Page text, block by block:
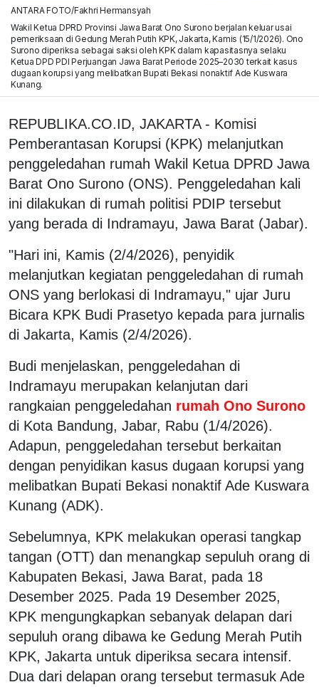
ANTARA FOTO/Fakhri Hermansyah
Wakil Ketua DPRD Provinsi Jawa Barat Ono Surono berjalan keluar usai
pemeriksaan di Gedung Merah Putih KPK, Jakarta, Kamis (15/1/2026). Ono
Surono diperiksa sebagai saksi oleh KPK dalam kapasitasnya selaku
Ketua DPD PDI Perjuangan Jawa Barat Periode 2025–2030 terkait kasus
dugaan korupsi yang melibatkan Bupati Bekasi nonaktif Ade Kuswara
Kunang.
REPUBLIKA.CO.ID, JAKARTA - Komisi
Pemberantasan Korupsi (KPK) melanjutkan
penggeledahan rumah Wakil Ketua DPRD Jawa
Barat Ono Surono (ONS). Penggeledahan kali
ini dilakukan di rumah politisi PDIP tersebut
yang berada di Indramayu, Jawa Barat (Jabar).
"Hari ini, Kamis (2/4/2026), penyidik
melanjutkan kegiatan penggeledahan di rumah
ONS yang berlokasi di Indramayu," ujar Juru
Bicara KPK Budi Prasetyo kepada para jurnalis
di Jakarta, Kamis (2/4/2026).
Budi menjelaskan, penggeledahan di
Indramayu merupakan kelanjutan dari
rangkaian penggeledahan rumah Ono Surono
di Kota Bandung, Jabar, Rabu (1/4/2026).
Adapun, penggeledahan tersebut berkaitan
dengan penyidikan kasus dugaan korupsi yang
melibatkan Bupati Bekasi nonaktif Ade Kuswara
Kunang (ADK).
Sebelumnya, KPK melakukan operasi tangkap
tangan (OTT) dan menangkap sepuluh orang di
Kabupaten Bekasi, Jawa Barat, pada 18
Desember 2025. Pada 19 Desember 2025,
KPK mengungkapkan sebanyak delapan dari
sepuluh orang dibawa ke Gedung Merah Putih
KPK, Jakarta untuk diperiksa secara intensif.
Dua dari delapan orang tersebut termasuk Ade